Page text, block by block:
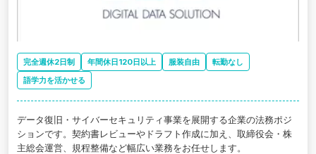
完全週休2日制 年間休日120日以上 服装自由
転勤なし
語学力を活かせる
データ復旧・サイバーセキュリティ事業を展開する企業の法務ポジ
ションです。契約書レビューやドラフト作成に加え、取締役会・株
主総会運営、規程整備など幅広い業務をお任せします。